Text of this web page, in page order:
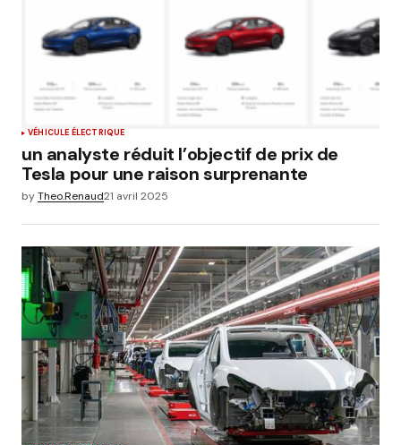
VÉHICULE ÉLECTRIQUE
un analyste réduit l’objectif de prix de
Tesla pour une raison surprenante
byTheo.Renaud21 avril 2025